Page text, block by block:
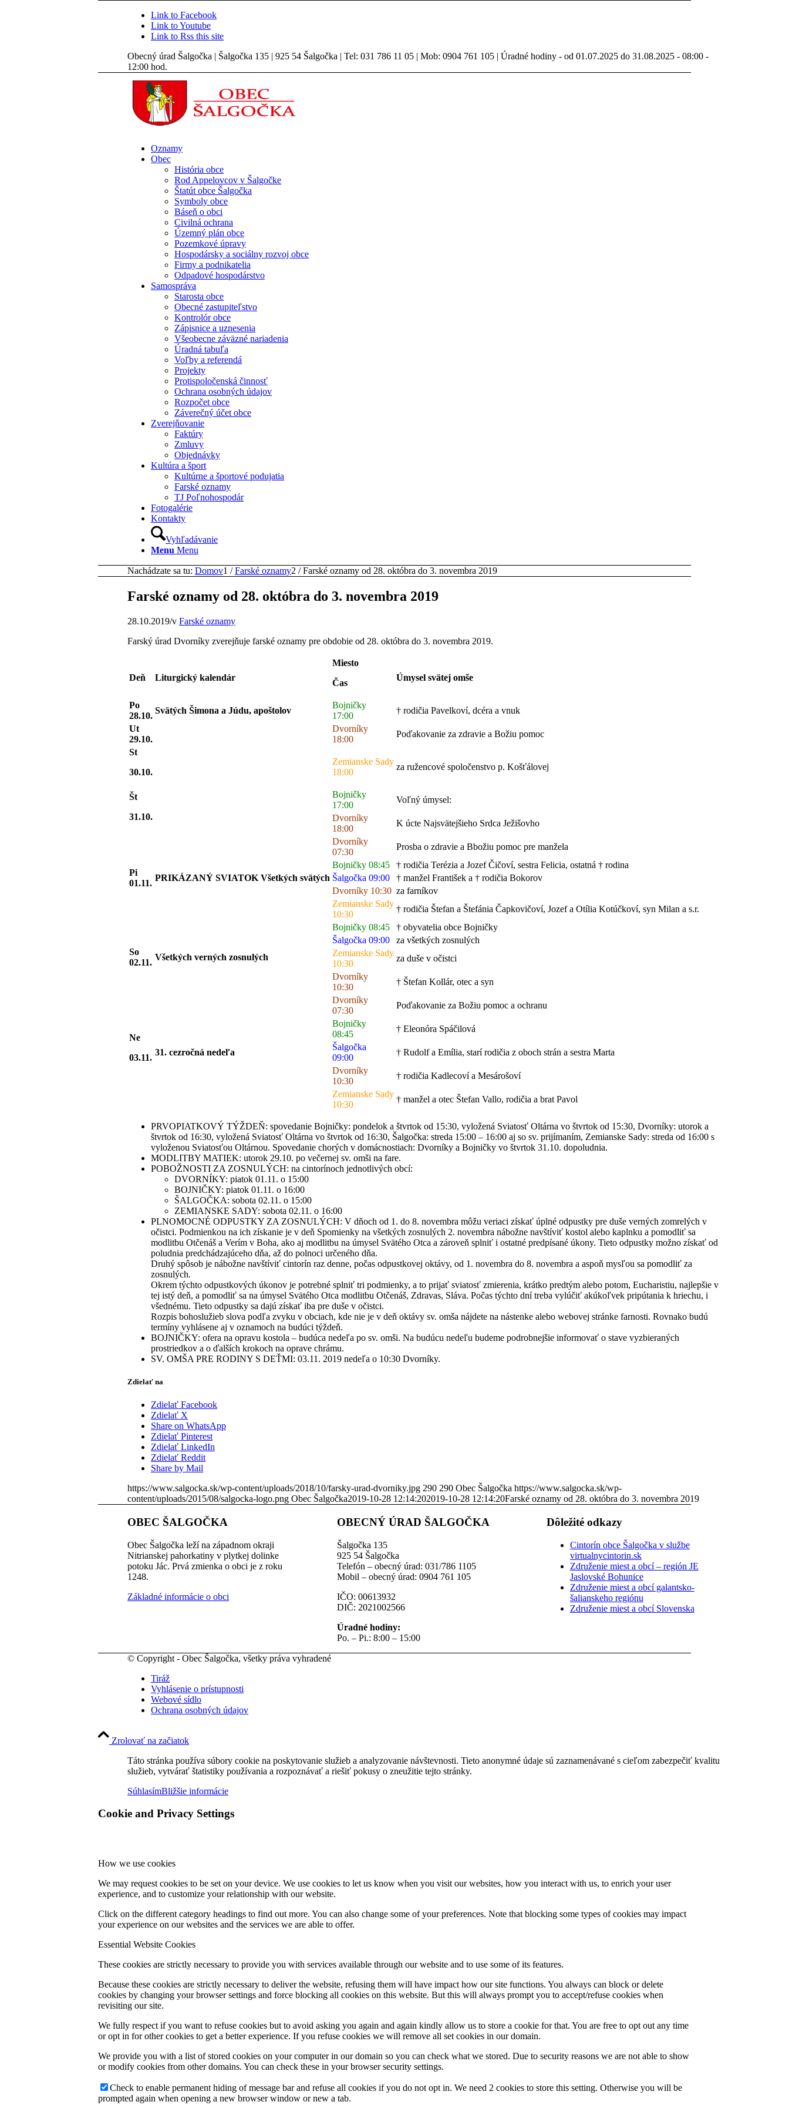
Link to Facebook
Link to Youtube
Link to Rss this site
Obecný úrad Šalgočka | Šalgočka 135 | 925 54 Šalgočka | Tel: 031 786 11 05 | Mob: 0904 761 105 | Úradné hodiny - od 01.07.2025 do 31.08.2025 - 08:00 -
12:00 hod.
Oznamy
Obec
História obce
Rod Appelovcov v Šalgočke
Štatút obce Šalgočka
Symboly obce
Báseň o obci
Civilná ochrana
Územný plán obce
Pozemkové úpravy
Hospodársky a sociálny rozvoj obce
Firmy a podnikatelia
Odpadové hospodárstvo
Samospráva
Starosta obce
Obecné zastupiteľstvo
Kontrolór obce
Zápisnice a uznesenia
Všeobecne záväzné nariadenia
Úradná tabuľa
Voľby a referendá
Projekty
Protispoločenská činnosť
Ochrana osobných údajov
Rozpočet obce
Záverečný účet obce
Zverejňovanie
Faktúry
Zmluvy
Objednávky
Kultúra a šport
Kultúrne a športové podujatia
Farské oznamy
TJ Poľnohospodár
Fotogalérie
Kontakty
Vyhľadávanie
Menu Menu
Nachádzate sa tu: Domov1 / Farské oznamy2 / Farské oznamy od 28. októbra do 3. novembra 2019
Farské oznamy od 28. októbra do 3. novembra 2019
28.10.2019/v Farské oznamy
Farský úrad Dvorníky zverejňuje farské oznamy pre obdobie od 28. októbra do 3. novembra 2019.
Deň Liturgický kalendár
Miesto
Čas
Úmysel svätej omše
Po
28.10.
Svätých Šimona a Júdu, apoštolov
Bojničky
17:00
† rodičia Pavelkoví, dcéra a vnuk
Ut
29.10.
Dvorníky
18:00
Poďakovanie za zdravie a Božiu pomoc
St
30.10.
Zemianske Sady
18:00
za ružencové spoločenstvo p. Košťálovej
Št
31.10.
Bojničky
17:00
Voľný úmysel:
Dvorníky
18:00
K úcte Najsvätejšieho Srdca Ježišovho
Pi
01.11.
PRIKÁZANÝ SVIATOK Všetkých svätých
Dvorníky
07:30
Prosba o zdravie a Bbožiu pomoc pre manžela
Bojničky 08:45
† rodičia Terézia a Jozef Čičoví, sestra Felicia, ostatná † rodina
Šalgočka 09:00
† manžel František a † rodičia Bokorov
Dvorníky 10:30 za farníkov
Zemianske Sady
10:30
† rodičia Štefan a Štefánia Čapkovičoví, Jozef a Otília Kotúčkoví, syn Milan a s.r.
So
02.11.
Všetkých verných zosnulých
Bojničky 08:45
† obyvatelia obce Bojničky
Šalgočka 09:00
za všetkých zosnulých
Zemianske Sady
10:30
za duše v očistci
Dvorníky
10:30
† Štefan Kollár, otec a syn
Ne
03.11.
31. cezročná nedeľa
Dvorníky
07:30
Poďakovanie za Božiu pomoc a ochranu
Bojničky
08:45
† Eleonóra Spáčilová
Šalgočka
09:00
† Rudolf a Emília, starí rodičia z oboch strán a sestra Marta
Dvorníky
10:30
† rodičia Kadlecoví a Mesárošoví
Zemianske Sady
10:30
† manžel a otec Štefan Vallo, rodičia a brat Pavol
PRVOPIATKOVÝ TÝŽDEŇ: spovedanie Bojničky: pondelok a štvrtok od 15:30, vyložená Sviatosť Oltárna vo štvrtok od 15:30, Dvorníky: utorok a
štvrtok od 16:30, vyložená Sviatosť Oltárna vo štvrtok od 16:30, Šalgočka: streda 15:00 – 16:00 aj so sv. prijímaním, Zemianske Sady: streda od 16:00 s
vyloženou Sviatosťou Oltárnou. Spovedanie chorých v domácnostiach: Dvorníky a Bojničky vo štvrtok 31.10. dopoludnia.
MODLITBY MATIEK: utorok 29.10. po večernej sv. omši na fare.
POBOŽNOSTI ZA ZOSNULÝCH: na cintorínoch jednotlivých obcí:
DVORNÍKY: piatok 01.11. o 15:00
BOJNIČKY: piatok 01.11. o 16:00
ŠALGOČKA: sobota 02.11. o 15:00
ZEMIANSKE SADY: sobota 02.11. o 16:00
PLNOMOCNÉ ODPUSTKY ZA ZOSNULÝCH: V dňoch od 1. do 8. novembra môžu veriaci získať úplné odpustky pre duše verných zomrelých v
očistci. Podmienkou na ich získanie je v deň Spomienky na všetkých zosnulých 2. novembra nábožne navštíviť kostol alebo kaplnku a pomodliť sa
modlitbu Otčenáš a Verím v Boha, ako aj modlitbu na úmysel Svätého Otca a zároveň splniť i ostatné predpísané úkony. Tieto odpustky možno získať od
poludnia predchádzajúceho dňa, až do polnoci určeného dňa.
Druhý spôsob je nábožne navštíviť cintorín raz denne, počas odpustkovej oktávy, od 1. novembra do 8. novembra a aspoň mysľou sa pomodliť za
zosnulých.
Okrem týchto odpustkových úkonov je potrebné splniť tri podmienky, a to prijať sviatosť zmierenia, krátko predtým alebo potom, Eucharistiu, najlepšie v
tej istý deň, a pomodliť sa na úmysel Svätého Otca modlitbu Otčenáš, Zdravas, Sláva. Počas týchto dní treba vylúčiť akúkoľvek pripútania k hriechu, i
všednému. Tieto odpustky sa dajú získať iba pre duše v očistci.
Rozpis bohoslužieb slova podľa zvyku v obciach, kde nie je v deň oktávy sv. omša nájdete na nástenke alebo webovej stránke farnosti. Rovnako budú
termíny vyhlásene aj v oznamoch na budúci týždeň.
BOJNIČKY: ofera na opravu kostola – budúca nedeľa po sv. omši. Na budúcu nedeľu budeme podrobnejšie informovať o stave vyzbieraných
prostriedkov a o ďalších krokoch na oprave chrámu.
SV. OMŠA PRE RODINY S DEŤMI: 03.11. 2019 nedeľa o 10:30 Dvorníky.
Zdielať na
Zdielať Facebook
Zdielať X
Share on WhatsApp
Zdielať Pinterest
Zdielať LinkedIn
Zdielať Reddit
Share by Mail
https://www.salgocka.sk/wp-content/uploads/2018/10/farsky-urad-dvorniky.jpg 290 290 Obec Šalgočka https://www.salgocka.sk/wp-
content/uploads/2015/08/salgocka-logo.png Obec Šalgočka2019-10-28 12:14:202019-10-28 12:14:20Farské oznamy od 28. októbra do 3. novembra 2019
OBEC ŠALGOČKA
Obec Šalgočka leží na západnom okraji
Nitrianskej pahorkatiny v plytkej dolinke
potoku Jác. Prvá zmienka o obci je z roku
1248.
Základné informácie o obci
OBECNÝ ÚRAD ŠALGOČKA
Šalgočka 135
925 54 Šalgočka
Telefón – obecný úrad: 031/786 1105
Mobil – obecný úrad: 0904 761 105
IČO: 00613932
DIČ: 2021002566
Úradné hodiny:
Po. – Pi.: 8:00 – 15:00
Dôležité odkazy
Cintorín obce Šalgočka v službe
virtualnycintorin.sk
Združenie miest a obcí – región JE
Jaslovské Bohunice
Združenie miest a obcí galantsko-
šalianskeho regiónu
Združenie miest a obcí Slovenska
© Copyright - Obec Šalgočka, všetky práva vyhradené
Tiráž
Vyhlásenie o prístupnosti
Webové sídlo
Ochrana osobných údajov
Zrolovať na začiatok
Táto stránka používa súbory cookie na poskytovanie služieb a analyzovanie návštevnosti. Tieto anonymné údaje sú zaznamenávané s cieľom zabezpečiť kvalitu
služieb, vytvárať štatistiky používania a rozpoznávať a riešiť pokusy o zneužitie tejto stránky.
SúhlasímBližšie informácie
Cookie and Privacy Settings
How we use cookies
We may request cookies to be set on your device. We use cookies to let us know when you visit our websites, how you interact with us, to enrich your user
experience, and to customize your relationship with our website.
Click on the different category headings to find out more. You can also change some of your preferences. Note that blocking some types of cookies may impact
your experience on our websites and the services we are able to offer.
Essential Website Cookies
These cookies are strictly necessary to provide you with services available through our website and to use some of its features.
Because these cookies are strictly necessary to deliver the website, refusing them will have impact how our site functions. You always can block or delete
cookies by changing your browser settings and force blocking all cookies on this website. But this will always prompt you to accept/refuse cookies when
revisiting our site.
We fully respect if you want to refuse cookies but to avoid asking you again and again kindly allow us to store a cookie for that. You are free to opt out any time
or opt in for other cookies to get a better experience. If you refuse cookies we will remove all set cookies in our domain.
We provide you with a list of stored cookies on your computer in our domain so you can check what we stored. Due to security reasons we are not able to show
or modify cookies from other domains. You can check these in your browser security settings.
Check to enable permanent hiding of message bar and refuse all cookies if you do not opt in. We need 2 cookies to store this setting. Otherwise you will be
prompted again when opening a new browser window or new a tab.